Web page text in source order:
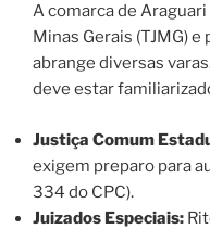
A comarca de
Minas Gerais (TJMG)
abrange diversas
deve estar
Justiça Comum
exigem preparo para
334 do CPC).
Juizados Especiais: